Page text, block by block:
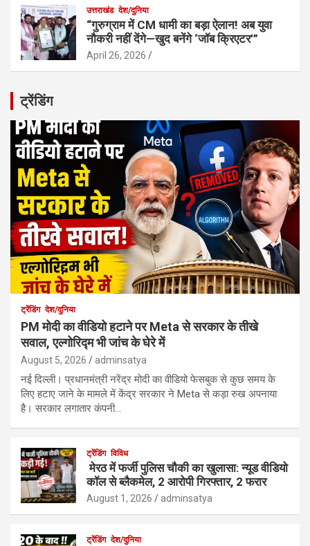
उत्तराखंड देश/दुनिया
“गुरुग्राम में CM धामी का बड़ा ऐलान! अब युवा
नौकरी नहीं देंगे—खुद बनेंगे ‘जॉब क्रिएटर’”
April 26, 2026
ट्रेंडिंग
ट्रेंडिंग देश/दुनिया
PM मोदी का वीडियो हटाने पर Meta से सरकार के तीखे
सवाल, एल्गोरिद्म भी जांच के घेरे में
August 5, 2026 adminsatya
नई दिल्ली। प्रधानमंत्री नरेंद्र मोदी का वीडियो फेसबुक से कुछ समय के
लिए हटाए जाने के मामले में केंद्र सरकार ने Meta से कड़ा रुख अपनाया
है। सरकार लगातार कंपनी…
ट्रेंडिंग विविध
मेरठ में फर्जी पुलिस चौकी का खुलासा: न्यूड वीडियो
कॉल से ब्लैकमेल, 2 आरोपी गिरफ्तार, 2 फरार
August 1, 2026 adminsatya
ट्रेंडिंग देश/दुनिया